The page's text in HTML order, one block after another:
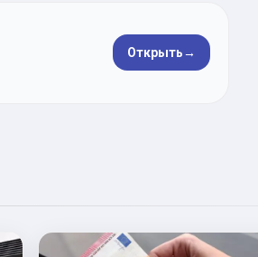
Открыть→